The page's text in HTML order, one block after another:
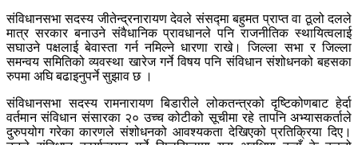
संविधानसभा सदस्य जीतेन्द्रनारायण देवले संसद्मा बहुमत प्राप्त वा ठूलो दलले
मात्र सरकार बनाउने संवैधानिक प्रावधानले पनि राजनीतिक स्थायित्वलाई
सघाउने पक्षलाई बेवास्ता गर्न नमिल्ने धारणा राखे। जिल्ला सभा र जिल्ला
समन्वय समितिको व्यवस्था खारेज गर्ने विषय पनि संविधान संशोधनको बहसका
रुपमा अघि बढाइनुपर्ने सुझाव छ ।
संविधानसभा सदस्य रामनारायण बिडारीले लोकतन्त्रको दृष्टिकोणबाट हेर्दा
वर्तमान संविधान संसारका २० उच्च कोटीको सूचीमा रहे तापनि अभ्यासकर्ताले
दुरुपयोग गरेका कारणले संशोधनको आवश्यकता देखिएको प्रतिक्रिया दिए।